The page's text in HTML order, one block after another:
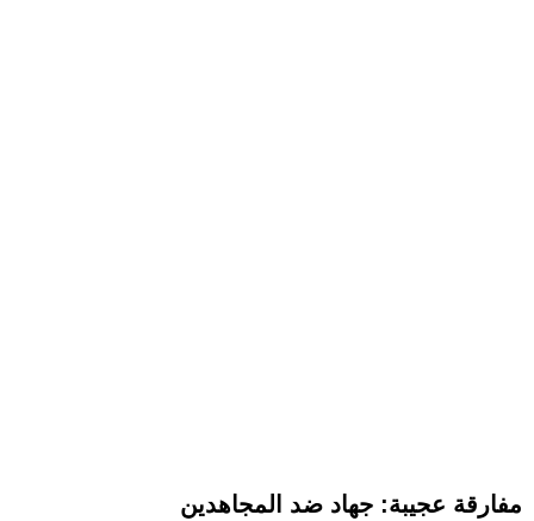
مفارقة عجيبة: جهاد ضد المجاهدين